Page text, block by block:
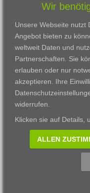
VWAK
Karriere
Links
Impressum
Datenschutzerklärung
Wir
Unsere Webseite nutzt
Angebot bieten zu
weltweit Daten und
Partnerschaften. Sie
erlauben oder nur
akzeptieren. Ihre
widerrufen.
Klicken sie auf Details,
ALLEN